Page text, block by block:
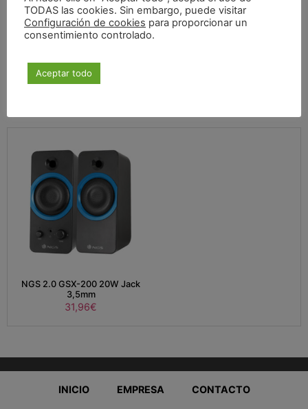
Portátiles
Sonido / Multimedia
NGS 2.0 GSX-200 20W Jack
3,5mm
31,96€
INICIO EMPRESA CONTACTO
TODAS las cookies. Sin embargo, puede visitar
Configuración de cookies para proporcionar un
consentimiento controlado.
Aceptar todo